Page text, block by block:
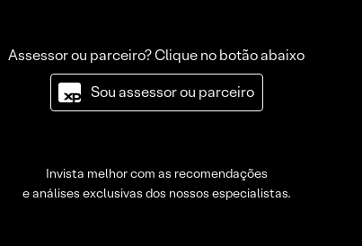
Assessor ou parceiro? Clique no botão abaixo
Sou assessor ou parceiro
Invista melhor com as recomendações
e análises exclusivas dos nossos especialistas.